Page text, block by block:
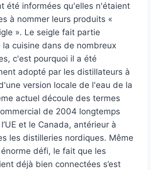
été informées qu'elles n'étaient
à nommer leurs produits «
». Le seigle fait partie
cuisine dans de nombreux
c'est pourquoi il a été
adopté par les distillateurs à
version locale de l'eau de la
actuel découle des termes
de 2004 longtemps
et le Canada, antérieur à
les distilleries nordiques. Même
énorme défi, le fait que les
déjà bien connectées s’est